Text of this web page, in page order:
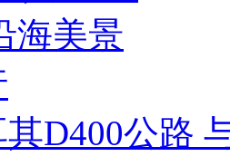
其D400公路